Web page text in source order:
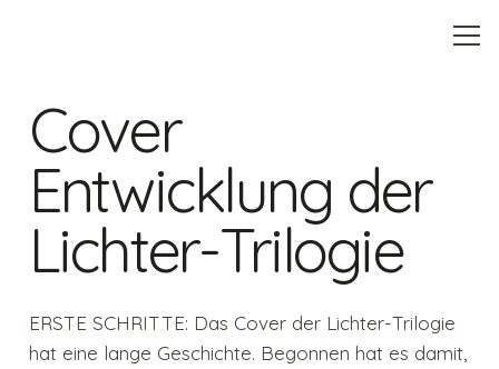
Cover
Entwicklung der
Lichter-Trilogie
ERSTE SCHRITTE: Das Cover der Lichter-Trilogie
hat eine lange Geschichte. Begonnen hat es damit,